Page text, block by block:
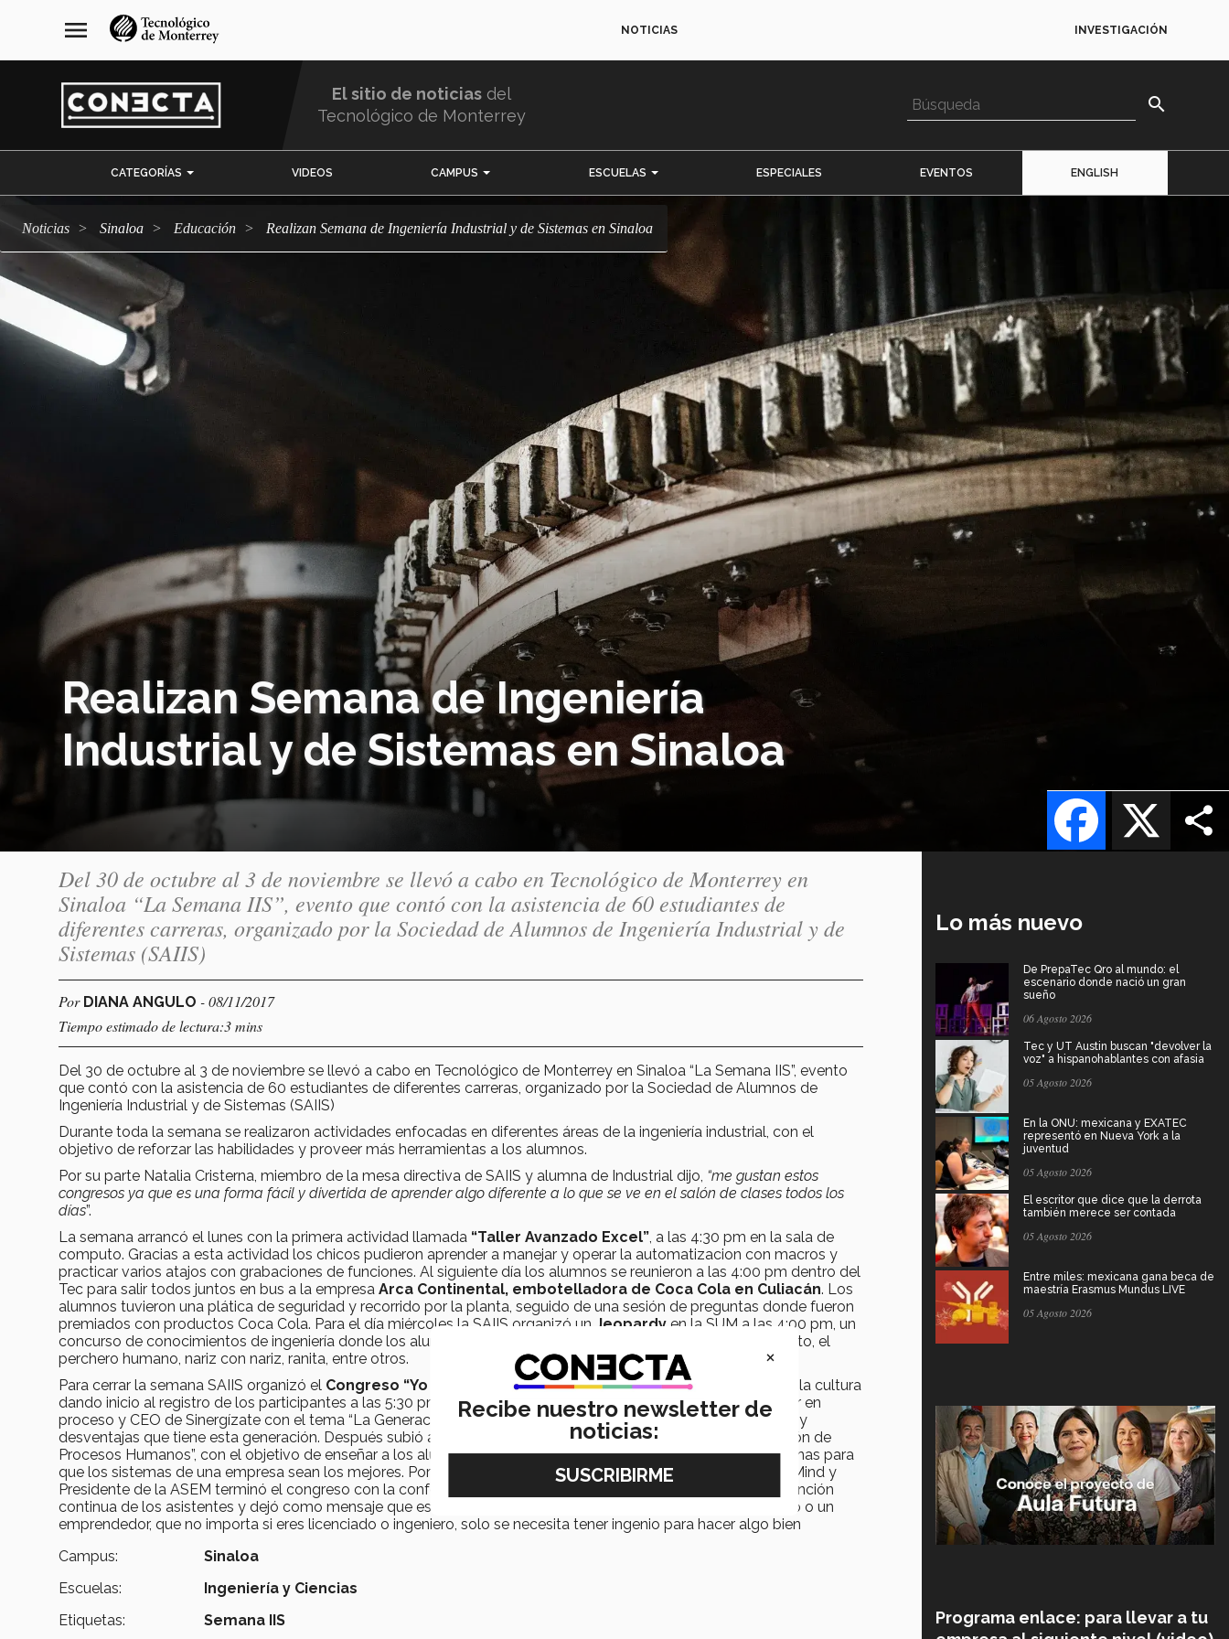
navegación
principal
menu NOTICIAS INVESTIGACIÓN
El sitio de noticias del
Tecnológico de Monterrey
search
CATEGORÍAS VIDEOS CAMPUS ESCUELAS ESPECIALES EVENTOS ENGLISH
Noticias Sinaloa Educación Realizan Semana de Ingeniería Industrial y de Sistemas en Sinaloa
Realizan Semana de Ingeniería
Industrial y de Sistemas en Sinaloa
X
Facebook
Del 30 de octubre al 3 de noviembre se llevó a cabo en Tecnológico de Monterrey en
Sinaloa “La Semana IIS”, evento que contó con la asistencia de 60 estudiantes de
diferentes carreras, organizado por la Sociedad de Alumnos de Ingeniería Industrial y de
Sistemas (SAIIS)
Por DIANA ANGULO - 08/11/2017
Tiempo estimado de lectura:3 mins
Del 30 de octubre al 3 de noviembre se llevó a cabo en Tecnológico de Monterrey en Sinaloa “La Semana IIS”, evento
que contó con la asistencia de 60 estudiantes de diferentes carreras, organizado por la Sociedad de Alumnos de
Ingeniería Industrial y de Sistemas (SAIIS)
Durante toda la semana se realizaron actividades enfocadas en diferentes áreas de la ingeniería industrial, con el
objetivo de reforzar las habilidades y proveer más herramientas a los alumnos.
Por su parte Natalia Cristerna, miembro de la mesa directiva de SAIIS y alumna de Industrial dijo, “me gustan estos
congresos ya que es una forma fácil y divertida de aprender algo diferente a lo que se ve en el salón de clases todos los
días”.
La semana arrancó el lunes con la primera actividad llamada “Taller Avanzado Excel” , a las 4:30 pm en la sala de
computo. Gracias a esta actividad los chicos pudieron aprender a manejar y operar la automatizacion con macros y
practicar varios atajos con grabaciones de funciones. Al siguiente día los alumnos se reunieron a las 4:00 pm dentro del
Tec para salir todos juntos en bus a la empresa Arca Continental, embotelladora de Coca Cola en Culiacán. Los
alumnos tuvieron una plática de seguridad y recorrido por la planta, seguido de una sesión de preguntas donde fueron
premiados con productos Coca Cola. Para el día miércoles la SAIIS organizó un Jeopardy en la SUM a las 4:00 pm, un
concurso de conocimientos de ingeniería donde los alumnos aprendían y se divirtieron con retos como el gallito, el
perchero humano, nariz con nariz, ranita, entre otros.
Para cerrar la semana SAIIS organizó el Congreso “Yo Industrial”
, evento que se llevó a cabo en la plaza de la cultura
dando inicio al registro de los participantes a las 5:30 pm. El primer conferencista fue Alonso Payán, TEDTalker en
proceso y CEO de Sinergízate con el tema “La Generación Maker”, informando a los asistentes de las ventajas y
desventajas que tiene esta generación. Después subió al escenario Alan Sifuentes quien habló de “Optimización de
Procesos Humanos”, con el objetivo de enseñar a los alumnos a cómo llevar una buena relación con las personas para
que los sistemas de una empresa sean los mejores. Por último el ingeniero Fernando Mendivil, CEO de AmpleMind y
Presidente de la ASEM terminó el congreso con la conferencia “Yo quería ser abogado” la cual mantuvo la atención
continua de los asistentes y dejó como mensaje que es más importante el saber trabajar que ser un empleado o un
emprendedor, que no importa si eres licenciado o ingeniero, solo se necesita tener ingenio para hacer algo bien
Campus:
Sinaloa
Escuelas:
Ingeniería y Ciencias
Etiquetas:
Semana IIS
Lo más nuevo
De PrepaTec Qro al mundo: el
escenario donde nació un gran
sueño
06 Agosto 2026
Tec y UT Austin buscan "devolver la
voz" a hispanohablantes con afasia
05 Agosto 2026
En la ONU: mexicana y EXATEC
representó en Nueva York a la
juventud
05 Agosto 2026
El escritor que dice que la derrota
también merece ser contada
05 Agosto 2026
Entre miles: mexicana gana beca de
maestría Erasmus Mundus LIVE
05 Agosto 2026
Programa enlace: para llevar a tu
×
Recibe nuestro newsletter de
noticias: